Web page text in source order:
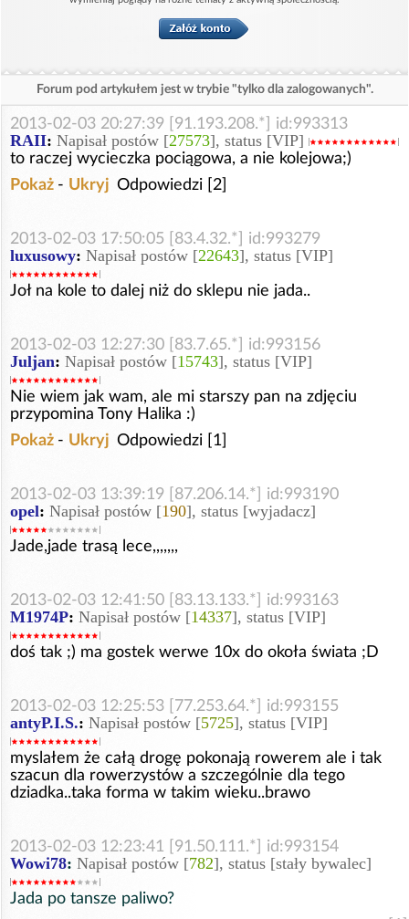
Forum pod artykułem jest w trybie "tylko dla zalogowanych".
2013-02-03 20:27:39 [91.193.208.*] id:993313
RAII: Napisał postów [27573], status [VIP]
to raczej wycieczka pociągowa, a nie kolejowa;)
Pokaż - Ukryj Odpowiedzi [2]
2013-02-03 17:50:05 [83.4.32.*] id:993279
luxusowy: Napisał postów [22643], status [VIP]
Joł na kole to dalej niż do sklepu nie jada..
2013-02-03 12:27:30 [83.7.65.*] id:993156
Juljan: Napisał postów [15743], status [VIP]
Nie wiem jak wam, ale mi starszy pan na zdjęciu
przypomina Tony Halika :)
Pokaż - Ukryj Odpowiedzi [1]
2013-02-03 13:39:19 [87.206.14.*] id:993190
opel: Napisał postów [190], status [wyjadacz]
Jade,jade trasą lece,,,,,,,
2013-02-03 12:41:50 [83.13.133.*] id:993163
M1974P: Napisał postów [14337], status [VIP]
doś tak ;) ma gostek werwe 10x do okoła świata ;D
2013-02-03 12:25:53 [77.253.64.*] id:993155
antyP.I.S.: Napisał postów [5725], status [VIP]
myslałem że całą drogę pokonają rowerem ale i tak
szacun dla rowerzystów a szczególnie dla tego
dziadka..taka forma w takim wieku..brawo
2013-02-03 12:23:41 [91.50.111.*] id:993154
Wowi78: Napisał postów [782], status [stały bywalec]
Jada po tansze paliwo?